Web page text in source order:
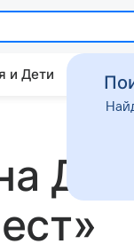
и Дети Дом